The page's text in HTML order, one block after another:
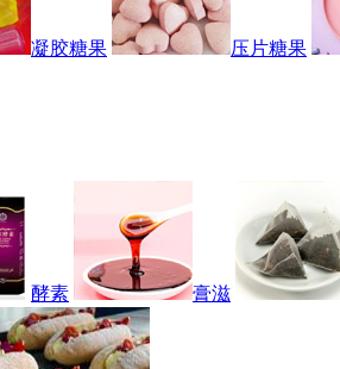
凝胶糖果 压片糖果
酵素 膏滋